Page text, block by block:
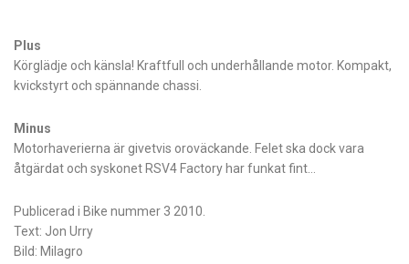
Plus
Körglädje och känsla! Kraftfull och underhållande motor. Kompakt,
kvickstyrt och spännande chassi.
Minus
Motorhaverierna är givetvis oroväckande. Felet ska dock vara
åtgärdat och syskonet RSV4 Factory har funkat fint…
Publicerad i Bike nummer 3 2010.
Text: Jon Urry
Bild: Milagro